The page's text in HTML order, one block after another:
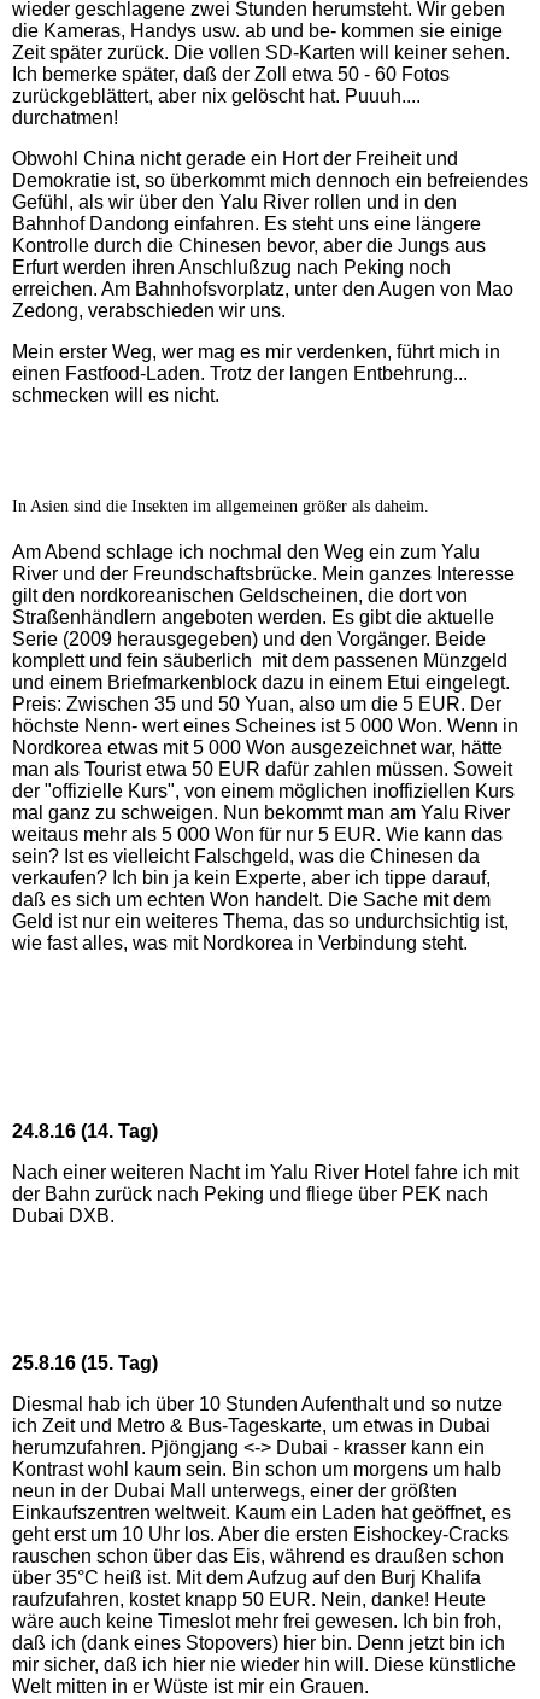
wieder geschlagene zwei Stunden herumsteht. Wir geben
die Kameras, Handys usw. ab und be- kommen sie einige
Zeit später zurück. Die vollen SD-Karten will keiner sehen.
Ich bemerke später, daß der Zoll etwa 50 - 60 Fotos
zurückgeblättert, aber nix gelöscht hat. Puuuh....
durchatmen!
Obwohl China nicht gerade ein Hort der Freiheit und
Demokratie ist, so überkommt mich dennoch ein befreiendes
Gefühl, als wir über den Yalu River rollen und in den
Bahnhof Dandong einfahren. Es steht uns eine längere
Kontrolle durch die Chinesen bevor, aber die Jungs aus
Erfurt werden ihren Anschlußzug nach Peking noch
erreichen. Am Bahnhofsvorplatz, unter den Augen von Mao
Zedong, verabschieden wir uns.
Mein erster Weg, wer mag es mir verdenken, führt mich in
einen Fastfood-Laden. Trotz der langen Entbehrung...
schmecken will es nicht.
In Asien sind die Insekten im allgemeinen größer als daheim.
Am Abend schlage ich nochmal den Weg ein zum Yalu
River und der Freundschaftsbrücke. Mein ganzes Interesse
gilt den nordkoreanischen Geldscheinen, die dort von
Straßenhändlern angeboten werden. Es gibt die aktuelle
Serie (2009 herausgegeben) und den Vorgänger. Beide
komplett und fein säuberlich mit dem passenen Münzgeld
und einem Briefmarkenblock dazu in einem Etui eingelegt.
Preis: Zwischen 35 und 50 Yuan, also um die 5 EUR. Der
höchste Nenn- wert eines Scheines ist 5 000 Won. Wenn in
Nordkorea etwas mit 5 000 Won ausgezeichnet war, hätte
man als Tourist etwa 50 EUR dafür zahlen müssen. Soweit
der "offizielle Kurs", von einem möglichen inoffiziellen Kurs
mal ganz zu schweigen. Nun bekommt man am Yalu River
weitaus mehr als 5 000 Won für nur 5 EUR. Wie kann das
sein? Ist es vielleicht Falschgeld, was die Chinesen da
verkaufen? Ich bin ja kein Experte, aber ich tippe darauf,
daß es sich um echten Won handelt. Die Sache mit dem
Geld ist nur ein weiteres Thema, das so undurchsichtig ist,
wie fast alles, was mit Nordkorea in Verbindung steht.
24.8.16 (14. Tag)
Nach einer weiteren Nacht im Yalu River Hotel fahre ich mit
der Bahn zurück nach Peking und fliege über PEK nach
Dubai DXB.
25.8.16 (15. Tag)
Diesmal hab ich über 10 Stunden Aufenthalt und so nutze
ich Zeit und Metro & Bus-Tageskarte, um etwas in Dubai
herumzufahren. Pjöngjang <-> Dubai - krasser kann ein
Kontrast wohl kaum sein. Bin schon um morgens um halb
neun in der Dubai Mall unterwegs, einer der größten
Einkaufszentren weltweit. Kaum ein Laden hat geöffnet, es
geht erst um 10 Uhr los. Aber die ersten Eishockey-Cracks
rauschen schon über das Eis, während es draußen schon
über 35°C heiß ist. Mit dem Aufzug auf den Burj Khalifa
raufzufahren, kostet knapp 50 EUR. Nein, danke! Heute
wäre auch keine Timeslot mehr frei gewesen. Ich bin froh,
daß ich (dank eines Stopovers) hier bin. Denn jetzt bin ich
mir sicher, daß ich hier nie wieder hin will. Diese künstliche
Welt mitten in er Wüste ist mir ein Grauen.